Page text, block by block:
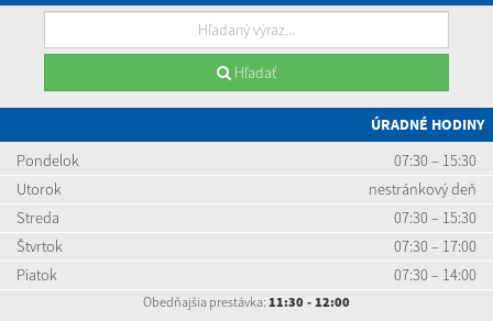
Hľadať
ÚRADNÉ HODINY
Pondelok
07:30 – 15:30
Utorok
nestránkový deň
Streda
07:30 – 15:30
Štvrtok
07:30 – 17:00
Piatok
07:30 – 14:00
Obedňajšia prestávka: 11:30 - 12:00